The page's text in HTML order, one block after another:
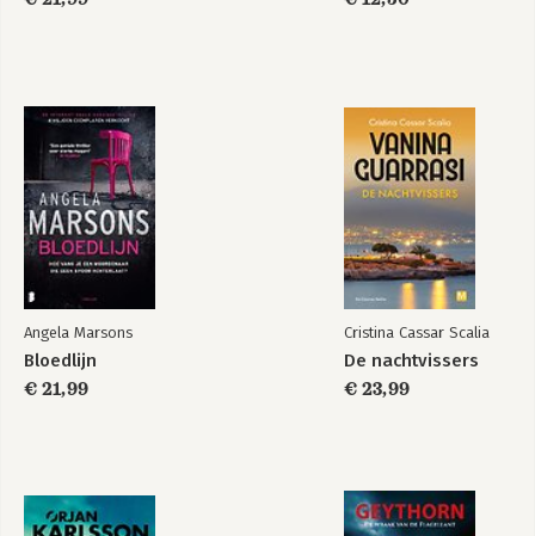
Angela Marsons
Bloedlijn
€ 21,99
Cristina Cassar Scalia
De nachtvissers
€ 23,99